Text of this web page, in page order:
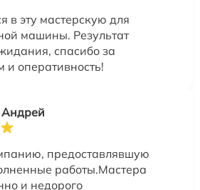
в эту мастерскую для
машины. Результат
спасибо за
и оперативность!
предоставлявшую
работы.Мастера
и недорого